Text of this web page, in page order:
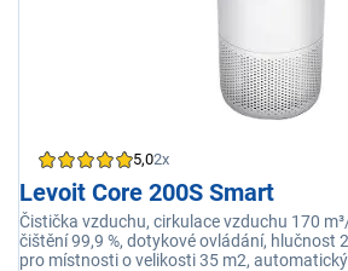
5,02x
Levoit Core 200S Smart
Čistička vzduchu, cirkulace vzduchu 170
čištění 99,9 %, dotykové ovládání, hlučnost
pro místnosti o velikosti 35 m2,